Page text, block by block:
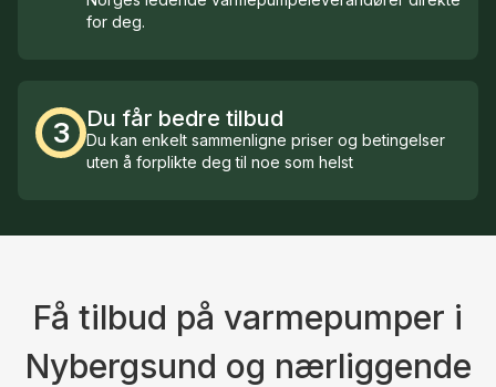
for deg.
3 Du får bedre tilbud
Du kan enkelt sammenligne priser og betingelser
uten å forplikte deg til noe som helst
Få tilbud på varmepumper i
Nybergsund og nærliggende